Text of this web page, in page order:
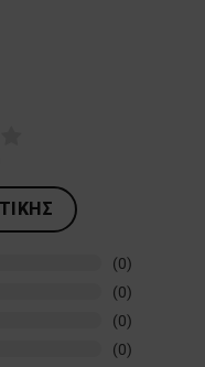
(0)
(0)
(0)
(0)